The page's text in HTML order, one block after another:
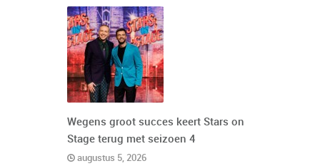
Wegens groot succes keert Stars on
Stage terug met seizoen 4
augustus 5, 2026